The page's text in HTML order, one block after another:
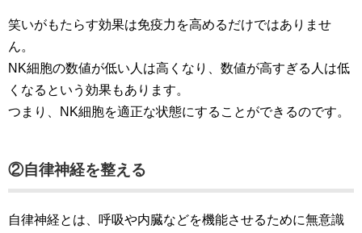
笑いがもたらす効果は免疫力を高めるだけではありませ
ん。
NK細胞の数値が低い人は高くなり、数値が高すぎる人は低
くなるという効果もあります。
つまり、NK細胞を適正な状態にすることができるのです。
②自律神経を整える
自律神経とは、呼吸や内臓などを機能させるために無意識